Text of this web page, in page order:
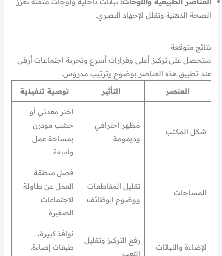
الصحة الذهنية وتقلل الإجهاد البصري.
نتائج متوقعة
ستحصل على تركيز أعلى وقرارات أسرع وتجربة اجتماعات أرقى
عند تطبيق هذه العناصر بوضوح وترتيب مدروس.
العنصر
التأثير توصية تنفيذية
شكل المكتب
مظهر احترافي
وديمومة
اختر معدني أو
خشب مودرن
بمساحة عمل
واسعة
المساحات
تقليل المقاطعات
ووضوح الوظائف
فصل منطقة
العمل عن طاولة
الاجتماعات
الصغيرة
الإضاءة والنباتات
رفع التركيز وتقليل
التعب
نوافذ كبيرة،
طبقات إضاءة،